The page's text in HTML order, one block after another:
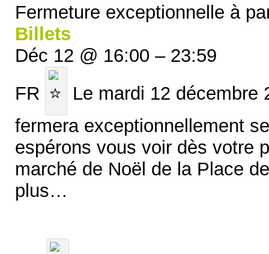
Fermeture exceptionnelle à
Billets
Déc 12 @ 16:00 – 23:59
FR
Le mardi 12 décembre
fermera exceptionnellement
espérons vous voir dès votre
marché de Noël de la Place
plus…